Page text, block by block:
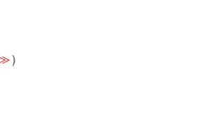
）